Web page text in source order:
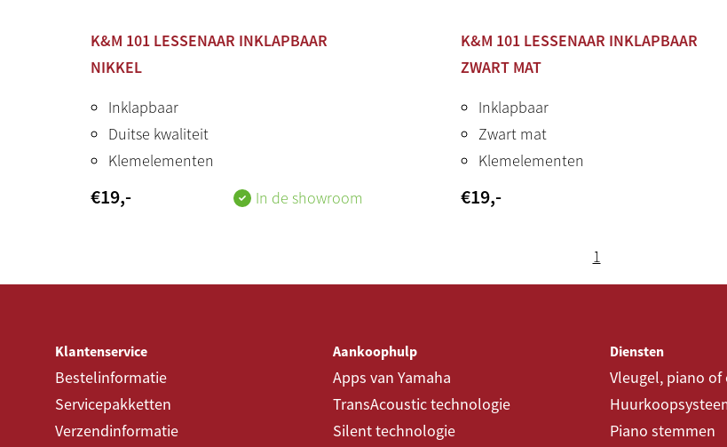
K&M 101 LESSENAAR INKLAPBAAR
NIKKEL
Inklapbaar
Duitse kwaliteit
Klemelementen
€19,- In de showroom
K&M 101 LESSENAAR INKLAPBAAR
ZWART MAT
Inklapbaar
Zwart mat
Klemelementen
€19,-
1
Klantenservice
Bestelinformatie
Servicepakketten
Verzendinformatie
Aankoophulp
Apps van Yamaha
TransAcoustic technologie
Silent technologie
Diensten
Vleugel, piano
Piano stemmen